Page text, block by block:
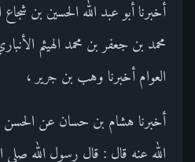
أخبرنا أبو عبد الله الحسين بن شجاع
محمد بن جعفر بن محمد الهيثم
العوام أخبرنا وهب بن جرير ،
أخبرنا هشام بن حسان عن
الله عنه قال : قال رسول الله صلى